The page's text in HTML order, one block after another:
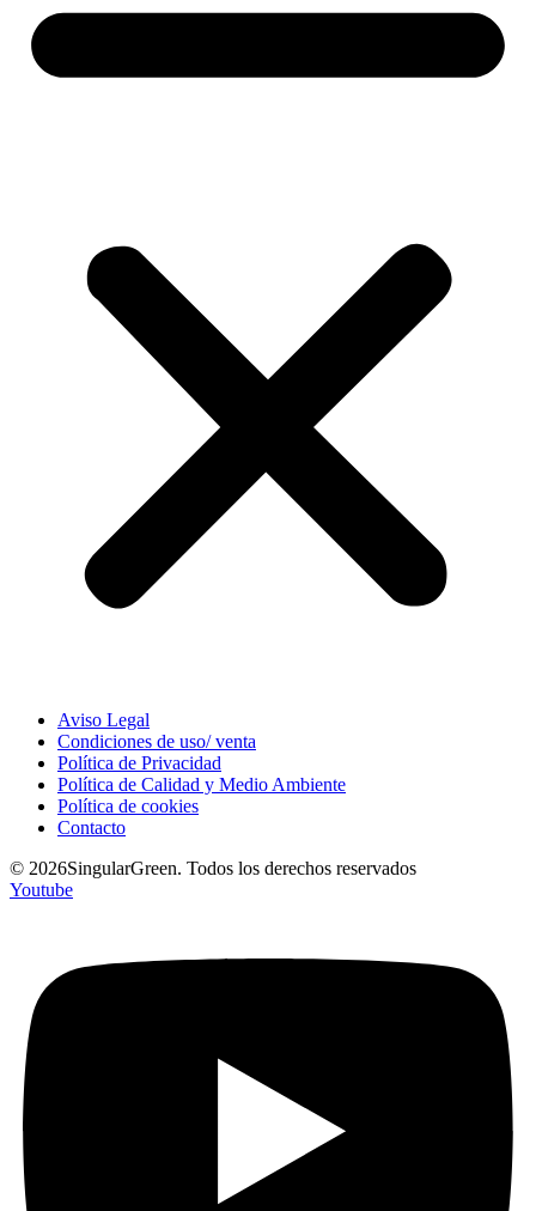
Aviso Legal
Condiciones de uso/ venta
Política de Privacidad
Política de Calidad y Medio Ambiente
Política de cookies
Contacto
© 2026SingularGreen. Todos los derechos reservados
Youtube